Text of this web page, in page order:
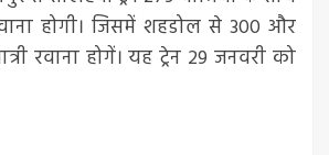
होगी। जिसमें शहडोल से 300 और
रवाना होगें। यह ट्रेन 29 जनवरी को